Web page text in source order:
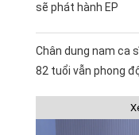
sẽ phát hành EP
Chân dung nam ca
82 tuổi vẫn phong